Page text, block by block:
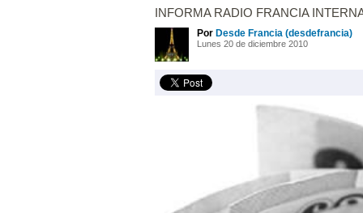
INFORMA RADIO FRANCIA
Por Desde Francia (desdefrancia)
Lunes 20 de diciembre 2010